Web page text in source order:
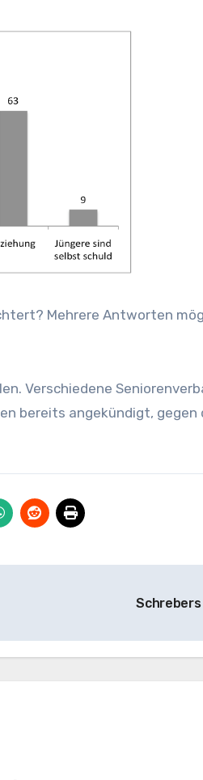
Mehrere Antworten
Verschiedene
bereits angekündigt, gegen